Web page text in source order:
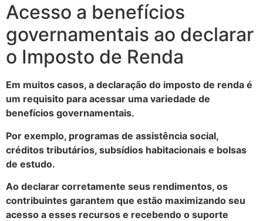
Acesso a benefícios
governamentais ao declarar
o Imposto de Renda
Em muitos casos, a declaração do imposto de renda é
um requisito para acessar uma variedade de
benefícios governamentais.
Por exemplo, programas de assistência social,
créditos tributários, subsídios habitacionais e bolsas
de estudo.
Ao declarar corretamente seus rendimentos, os
contribuintes garantem que estão maximizando seu
acesso a esses recursos e recebendo o suporte